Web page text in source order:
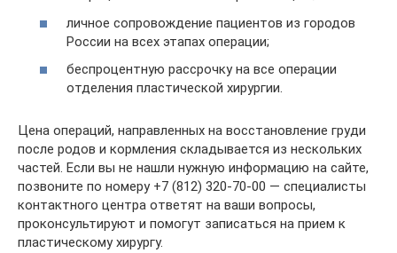
личное сопровождение пациентов из городов
России на всех этапах операции;
беспроцентную рассрочку на все операции
отделения пластической хирургии.
Цена операций, направленных на восстановление груди
после родов и кормления складывается из нескольких
частей. Если вы не нашли нужную информацию на сайте,
позвоните по номеру +7 (812) 320-70-00 — специалисты
контактного центра ответят на ваши вопросы,
проконсультируют и помогут записаться на прием к
пластическому хирургу.